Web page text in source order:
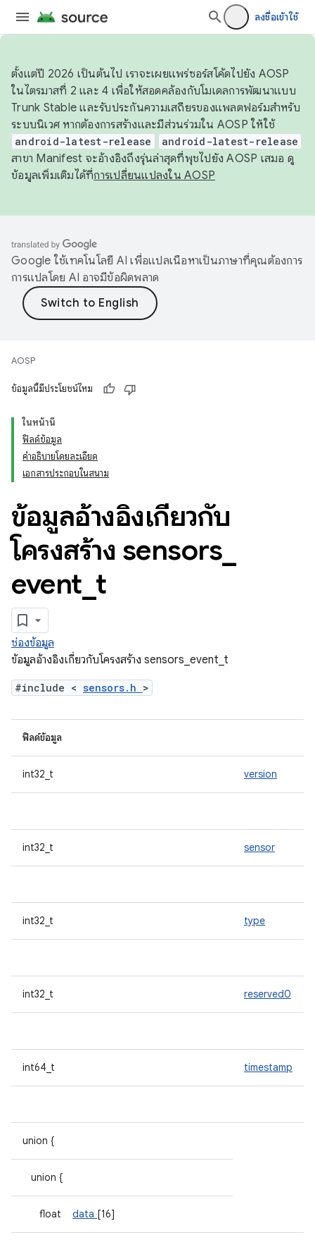
ลงชื่อเข้าใช้
ตั้งแต่ปี 2026 เป็นต้นไป เราจะเผยแพร่ซอร์สโค้ดไปยัง AOSP
ในไตรมาสที่ 2 และ 4 เพื่อให้สอดคล้องกับโมเดลการพัฒนาแบบ
Trunk Stable และรับประกันความเสถียรของแพลตฟอร์มสำหรับ
ระบบนิเวศ หากต้องการสร้างและมีส่วนร่วมใน AOSP ให้ใช้
android-latest-release android-latest-release
สาขา Manifest จะอ้างอิงถึงรุ่นล่าสุดที่พุชไปยัง AOSP เสมอ ดู
ข้อมูลเพิ่มเติมได้ที่การเปลี่ยนแปลงใน AOSP
Google ใช้เทคโนโลยี AI เพื่อแปลเนื้อหาเป็นภาษาที่คุณต้องการ
การแปลโดย AI อาจมีข้อผิดพลาด
AOSP
ข้อมูลนี้มีประโยชน์ไหม
ในหน้านี้
ฟิลด์ข้อมูล
คำอธิบายโดยละเอียด
เอกสารประกอบในสนาม
ข้อมูลอ้างอิงเกี่ยวกับ
โครงสร้าง sensors
event t
ช่องข้อมูล
ข้อมูลอ้างอิงเกี่ยวกับโครงสร้าง sensors_event_t
#include < sensors.h >
ฟิลด์ข้อมูล
int32_t version
int32_t sensor
int32_t type
int32_t reserved0
int64_t timestamp
union {
union {
float data [16]